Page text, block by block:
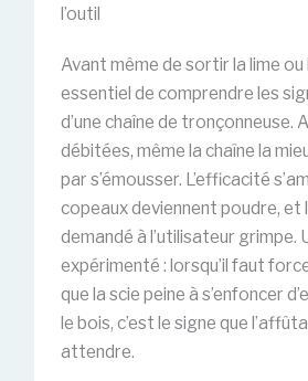
l’outil
Avant même de sortir la lime ou
essentiel de comprendre les
d’une chaîne de tronçonneuse.
débitées, même la chaîne la
par s’émousser. L’efficacité
copeaux deviennent poudre, et
demandé à l’utilisateur grimpe.
expérimenté : lorsqu’il faut
que la scie peine à s’enfoncer
le bois, c’est le signe que
attendre.